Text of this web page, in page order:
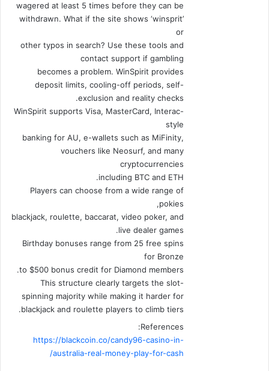
wagered at least 5 times before they can be
withdrawn. What if the site shows ‘winsprit’
or
other typos in search? Use these tools and
contact support if gambling
becomes a problem. WinSpirit provides
deposit limits, cooling-off periods, self-
exclusion and reality checks.
WinSpirit supports Visa, MasterCard, Interac-
style
banking for AU, e-wallets such as MiFinity,
vouchers like Neosurf, and many
cryptocurrencies
including BTC and ETH.
Players can choose from a wide range of
pokies,
blackjack, roulette, baccarat, video poker, and
live dealer games.
Birthday bonuses range from 25 free spins
for Bronze
to $500 bonus credit for Diamond members.
This structure clearly targets the slot-
spinning majority while making it harder for
blackjack and roulette players to climb tiers.
References:
https://blackcoin.co/candy96-casino-in-
australia-real-money-play-for-cash/